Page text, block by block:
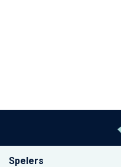
Spelers